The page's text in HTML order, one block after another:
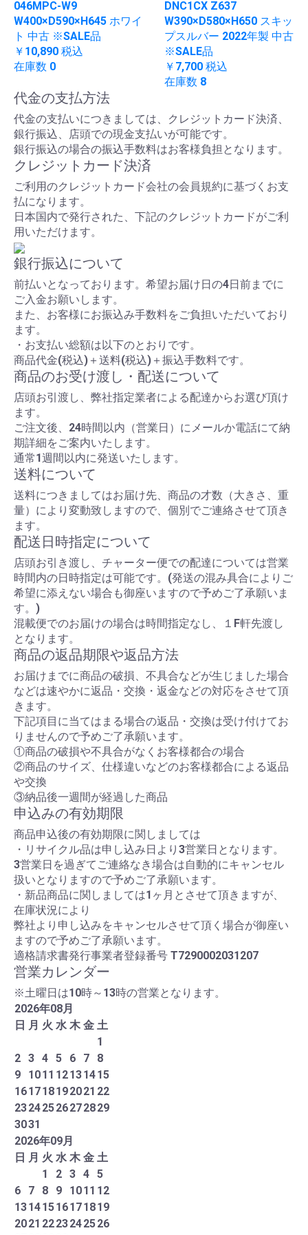
046MPC-W9
W400×D590×H645 ホワイ
ト 中古 ※SALE品
￥10,890 税込
在庫数 0
DNC1CX Z637
W390×D580×H650 スキッ
プスルバー 2022年製 中古
※SALE品
￥7,700 税込
在庫数 8
代金の支払方法
代金の支払いにつきましては、クレジットカード決済、
銀行振込、店頭での現金支払いが可能です。
銀行振込の場合の振込手数料はお客様負担となります。
クレジットカード決済
ご利用のクレジットカード会社の会員規約に基づくお支
払になります。
日本国内で発行された、下記のクレジットカードがご利
用いただけます。
銀行振込について
前払いとなっております。希望お届け日の4日前までに
ご入金お願いします。
また、お客様にお振込み手数料をご負担いただいており
ます。
・お支払い総額は以下のとおりです。
商品代金(税込)＋送料(税込)＋振込手数料です。
商品のお受け渡し・配送について
店頭お引渡し、弊社指定業者による配達からお選び頂け
ます。
ご注文後、24時間以内（営業日）にメールか電話にて納
期詳細をご案内いたします。
通常1週間以内に発送いたします。
送料について
送料につきましてはお届け先、商品の才数（大きさ、重
量）により変動致しますので、個別でご連絡させて頂き
ます。
配送日時指定について
店頭お引き渡し、チャーター便での配達については営業
時間内の日時指定は可能です。(発送の混み具合によりご
希望に添えない場合も御座いますので予めご了承願いま
す。)
混載便でのお届けの場合は時間指定なし、１F軒先渡し
となります。
商品の返品期限や返品方法
お届けまでに商品の破損、不具合などが生じました場合
などは速やかに返品・交換・返金などの対応をさせて頂
きます。
下記項目に当てはまる場合の返品・交換は受け付けてお
りませんので予めご了承願います。
①商品の破損や不具合がなくお客様都合の場合
②商品のサイズ、仕様違いなどのお客様都合による返品
や交換
③納品後一週間が経過した商品
申込みの有効期限
商品申込後の有効期限に関しましては
・リサイクル品は申し込み日より3営業日となります。
3営業日を過ぎてご連絡なき場合は自動的にキャンセル
扱いとなりますので予めご了承願います。
・新品商品に関しましては1ヶ月とさせて頂きますが、
在庫状況により
弊社より申し込みをキャンセルさせて頂く場合が御座い
ますので予めご了承願います。
適格請求書発行事業者登録番号 T7290002031207
営業カレンダー
※土曜日は10時～13時の営業となります。
2026年08月
日 月 火 水 木 金 土
1
2 3 4 5 6 7
8
9
1011 12131415
161718192021 22
23242526272829
3031
2026年09月
日 月 火 水 木 金 土
1
2 3 4 5
6
7 8 9 1011 12
13141516171819
2021 2223242526